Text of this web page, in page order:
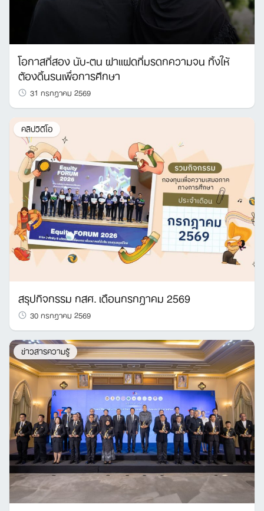
โอกาสที่สอง นับ-ตน ฝาแฝดที่มรดกความจน ทิ้งให้
ต้องดิ้นรนเพื่อการศึกษา
31 กรกฎาคม 2569
คลิปวิดีโอ
สรุปกิจกรรม กสศ. เดือนกรกฎาคม 2569
30 กรกฎาคม 2569
ข่าวสารความรู้